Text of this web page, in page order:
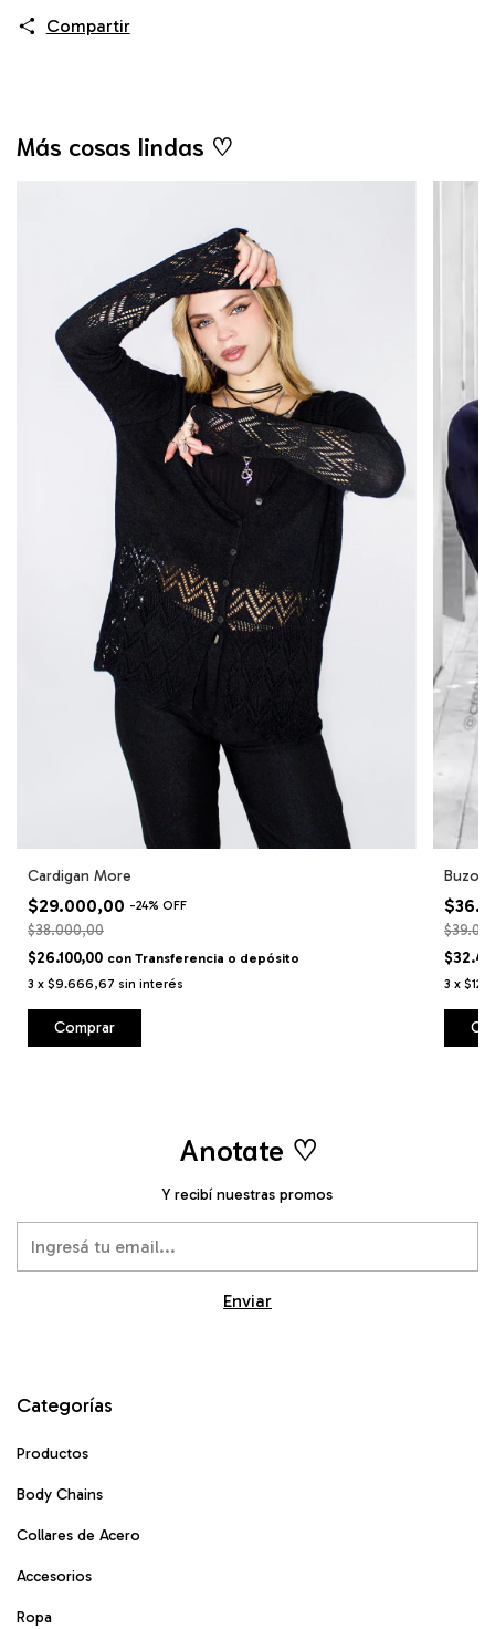
Compartir
Más cosas lindas ♡
Cardigan More
$29.000,00 -24% OFF
$38.000,00
$26.100,00 con Transferencia o depósito
3 x $9.666,67 sin interés
Buzo
3 x
Anotate ♡
Y recibí nuestras promos
Categorías
Productos
Body Chains
Collares de Acero
Accesorios
Ropa